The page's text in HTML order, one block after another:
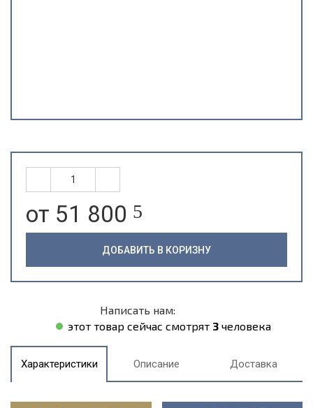
от 51 800 5
ДОБАВИТЬ В КОРИЗНУ
Написать нам:
этот товар сейчас смотрят 3 человека
Характеристики Описание Доставка